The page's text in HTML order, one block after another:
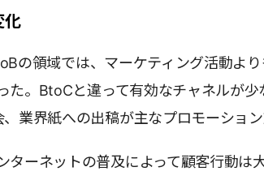
化
の領域では、マーケティング活動よ
た。BtoCと違って有効なチャネルが少
業界紙への出稿が主なプロモーション
ターネットの普及によって顧客行動は